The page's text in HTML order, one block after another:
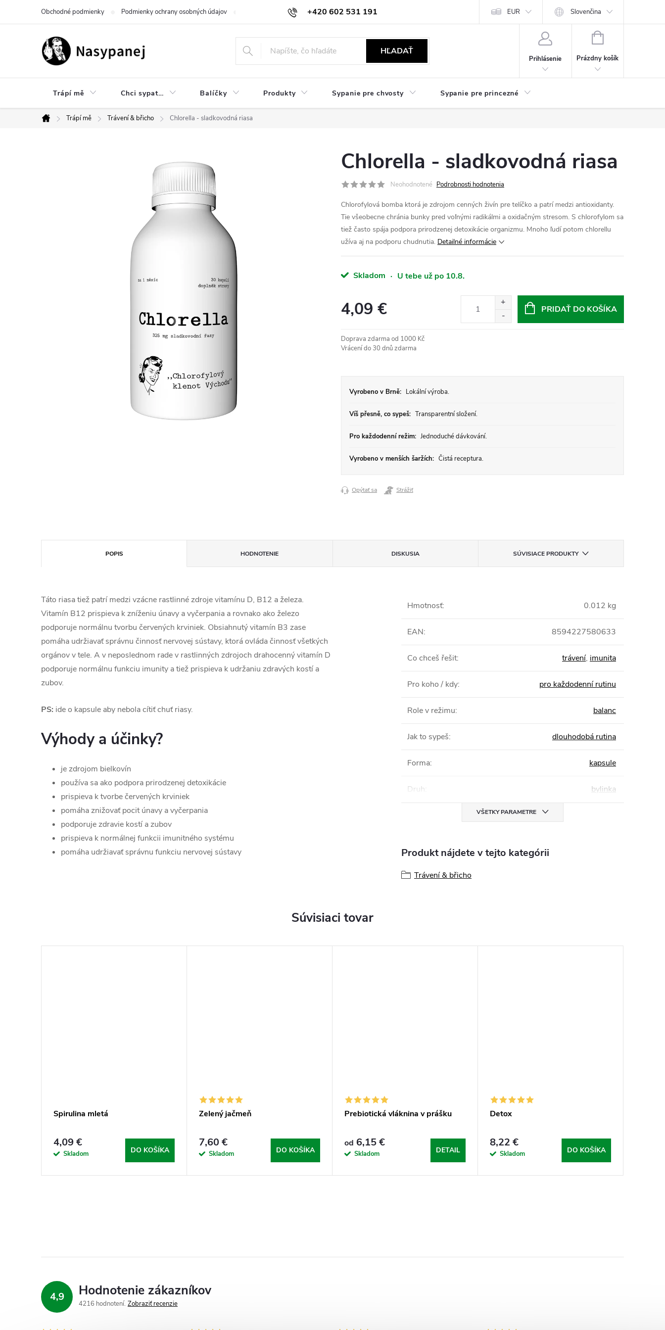
+420 602 531 191
Obchodné podmienky Podmienky ochrany osobných údajov Reklamácie a vrátenie Obchodné oznámenie Kariéra EUR Slovenčina
HĽADAŤ
Prihlásenie
NÁKUPNÝ
Prázdny košík
Trápí mě Chci sypat… Balíčky Produkty Sypanie pre chvosty Sypanie pre princezné
Domov
Trápí mě Trávení & břicho Chlorella - sladkovodná riasa
Chlorella - sladkovodná riasa
Neohodnotené Podrobnosti hodnotenia
Chlorofylová bomba ktorá je zdrojom cenných živín pre telíčko a patrí medzi antioxidanty.
Tie všeobecne chránia bunky pred voľnými radikálmi a oxidačným stresom. S chlorofylom sa
tiež často spája podpora prirodzenej detoxikácie organizmu. Mnoho ľudí potom chlorellu
užíva aj na podporu chudnutia. Detailné informácie
Skladom · U tebe už po 10.8.
4,09 €
cena:
PRIDAŤ DO KOŠÍKA
Doprava zdarma od 1000 Kč
Vrácení do 30 dnů zdarma
Vyrobeno v Brně: Lokální výroba.
Víš přesně, co sypeš: Transparentní složení.
Pro každodenní režim: Jednoduché dávkování.
Vyrobeno v menších šaržích: Čistá receptura.
Opýtať sa Strážiť
POPIS HODNOTENIE DISKUSIA SÚVISIACE PRODUKTY
Táto riasa tiež patrí medzi vzácne rastlinné zdroje vitamínu D, B12 a železa.
Vitamín B12 prispieva k zníženiu únavy a vyčerpania a rovnako ako železo
podporuje normálnu tvorbu červených krviniek. Obsiahnutý vitamín B3 zase
pomáha udržiavať správnu činnosť nervovej sústavy, ktorá ovláda činnosť všetkých
orgánov v tele. A v neposlednom rade v rastlinných zdrojoch drahocenný vitamín D
podporuje normálnu funkciu imunity a tiež prispieva k udržaniu zdravých kostí a
zubov.
PS: ide o kapsule aby nebola cítiť chuť riasy.
Výhody a účinky?
je zdrojom bielkovín
používa sa ako podpora prirodzenej detoxikácie
prispieva k tvorbe červených krviniek
pomáha znižovať pocit únavy a vyčerpania
podporuje zdravie kostí a zubov
prispieva k normálnej funkcii imunitného systému
pomáha udržiavať správnu funkciu nervovej sústavy
Hmotnosť: 0.012 kg
EAN: 8594227580633
Co chceš řešit: trávení, imunita
Pro koho / kdy: pro každodenní rutinu
Role v režimu: balanc
Jak to sypeš: dlouhodobá rutina
Forma: kapsule
Druh: bylinka
VŠETKY PARAMETRE
Produkt nájdete v tejto kategórii
Trávení & břicho
Súvisiaci tovar
Spirulina mletá
4,09 €
Skladom DO KOŠÍKA
Zelený jačmeň
7,60 €
Skladom DO KOŠÍKA
Prebiotická vláknina v prášku
od 6,15 €
Skladom DETAIL
Detox
8,22 €
Skladom DO KOŠÍKA
4,9 Hodnotenie zákazníkov
4216 hodnotení Zobraziť recenzie